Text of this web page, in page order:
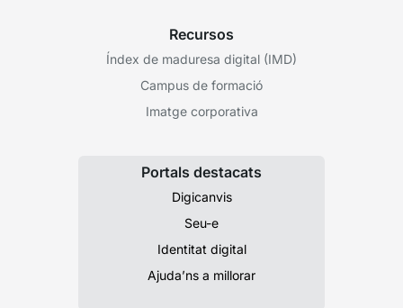
Recursos
Índex de maduresa digital (IMD)
Campus de formació
Imatge corporativa
Portals destacats
Digicanvis
Seu-e
Identitat digital
Ajuda’ns a millorar